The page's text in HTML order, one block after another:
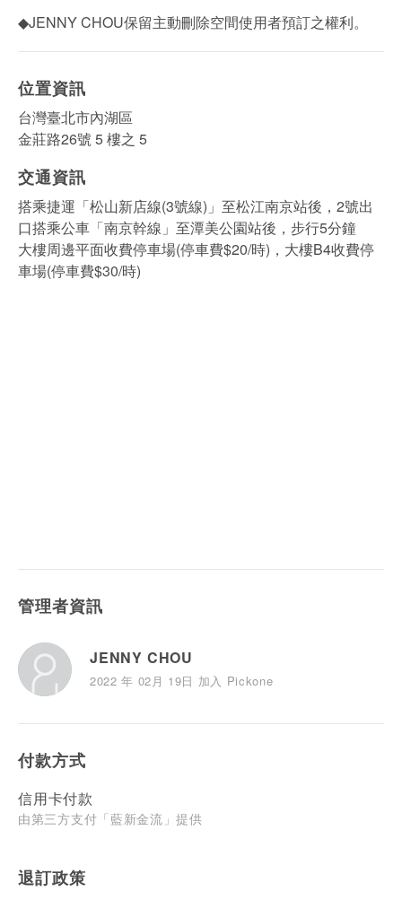
◆JENNY CHOU保留主動刪除空間使用者預訂之權利。
位置資訊
台灣臺北市內湖區
金莊路26號 5 樓之 5
交通資訊
搭乘捷運「松山新店線(3號線)」至松江南京站後，2號出
口搭乘公車「南京幹線」至潭美公園站後，步行5分鐘
大樓周邊平面收費停車場(停車費$20/時)，大樓B4收費停
車場(停車費$30/時)
管理者資訊
JENNY CHOU
2022 年 02月 19日 加入 Pickone
付款方式
信用卡付款
由第三方支付「藍新金流」提供
退訂政策